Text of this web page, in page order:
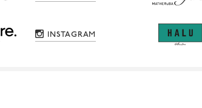
INSTAGRAM